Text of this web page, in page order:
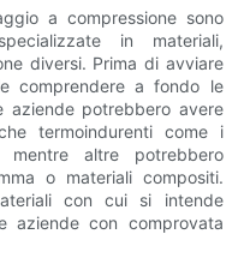
a compressione sono
in materiali,
diversi. Prima di avviare
comprendere a fondo le
aziende potrebbero avere
termoindurenti come i
mentre altre potrebbero
o materiali compositi.
con cui si intende
aziende con comprovata